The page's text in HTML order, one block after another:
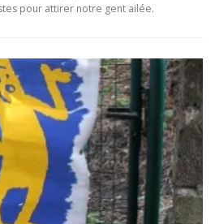
pour attirer notre gent ailée.